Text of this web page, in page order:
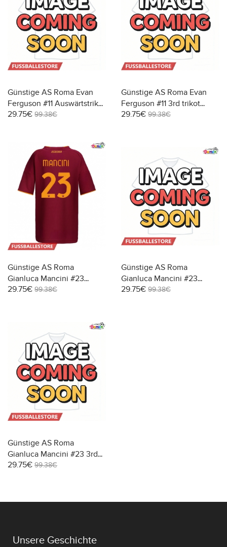
Günstige AS Roma Evan
Ferguson #11 Auswärtstrikot
Damen 2025-26 Kurzarm
29.75€ 99.38€
Günstige AS Roma Evan
Ferguson #11 3rd trikot
Damen 2025-26 Kurzarm
29.75€ 99.38€
Günstige AS Roma
Gianluca Mancini #23
Heimtrikot Damen 2025-26
29.75€ 99.38€
Günstige AS Roma
Gianluca Mancini #23
Auswärtstrikot Damen
29.75€ 99.38€
Günstige AS Roma
Gianluca Mancini #23 3rd
trikot Damen 2025-26
29.75€ 99.38€
Unsere Geschichte